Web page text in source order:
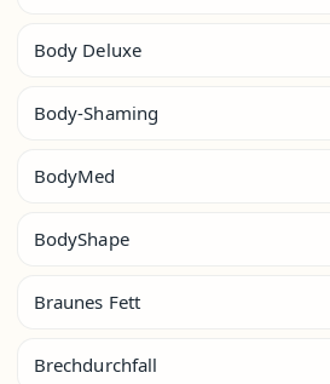
Body Deluxe
Body-Shaming
BodyMed
BodyShape
Braunes Fett
Brechdurchfall